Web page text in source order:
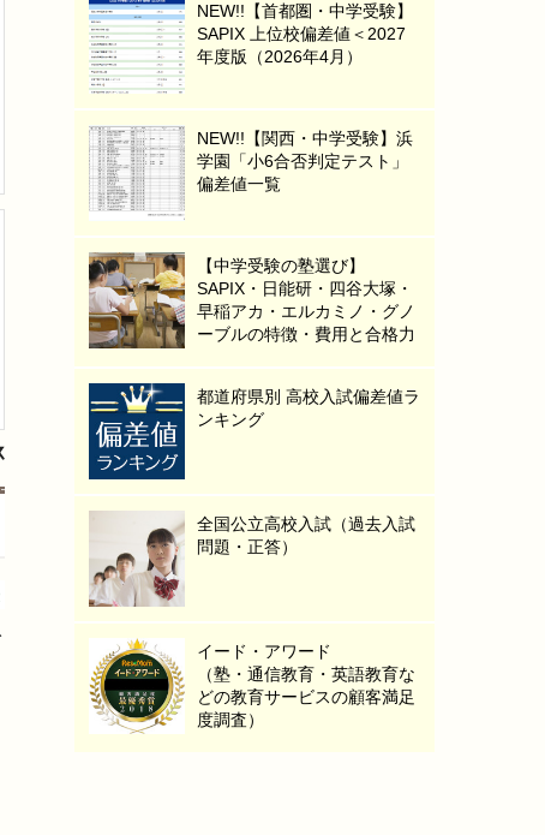
NEW!!【首都圏・中学受験】
SAPIX 上位校偏差値＜2027
年度版（2026年4月）
NEW!!【関西・中学受験】浜
学園「小6合否判定テスト」
偏差値一覧
【中学受験の塾選び】
SAPIX・日能研・四谷大塚・
早稲アカ・エルカミノ・グノ
ーブルの特徴・費用と合格力
都道府県別 高校入試偏差値ラ
ンキング
全国公立高校入試（過去入試
問題・正答）
イード・アワード
（塾・通信教育・英語教育な
どの教育サービスの顧客満足
度調査）